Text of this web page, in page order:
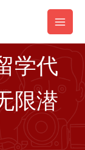
Main
学代
限潜